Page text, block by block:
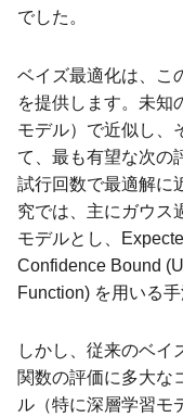
でした。
ベイズ最適化は、こ
を提供します。未知
モデル）で近似し、
て、最も有望な次の
試行回数で最適解に
究では、主にガウス
モデルとし、
Confidence Bound
Function) を用いる
しかし、従来のベイ
関数の評価に多大な
ル（特に深層学習モ